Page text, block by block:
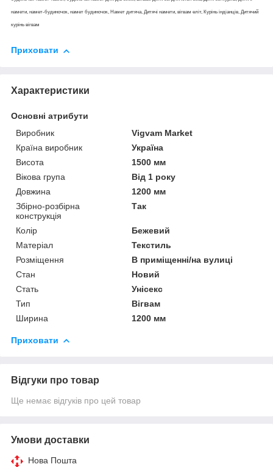
намети, намет-будиночок, намет будиночок, Намет дитяча, Дитячі намети, вігвам еліт, Курінь індіанців, Дитячий
курінь вігвам
Приховати
Характеристики
Основні атрибути
Виробник
Vigvam Market
Країна виробник
Україна
Висота
1500 мм
Вікова група
Від 1 року
Довжина
1200 мм
Збірно-розбірна
конструкція
Так
Колір
Бежевий
Матеріал
Текстиль
Розміщення
В приміщенні/на вулиці
Стан
Новий
Стать
Унісекс
Тип
Вігвам
Ширина
1200 мм
Приховати
Відгуки про товар
Ще немає відгуків про цей товар
Умови доставки
Нова Пошта